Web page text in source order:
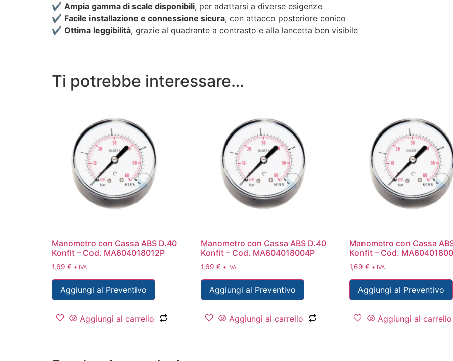
✔️ Ampia gamma di scale disponibili, per adattarsi a diverse esigenze
✔️ Facile installazione e connessione sicura, con attacco posteriore conico
✔️ Ottima leggibilità, grazie al quadrante a contrasto e alla lancetta ben visibile
Ti potrebbe interessare…
Manometro con Cassa ABS D.40
Konfit – Cod. MA604018012P
1,69 € + IVA
Aggiungi al Preventivo
Aggiungi al carrello
Manometro con Cassa ABS D.40
Konfit – Cod. MA604018004P
1,69 € + IVA
Aggiungi al Preventivo
Aggiungi al carrello
Manometro con Cassa
Konfit – Cod.
1,69€ + IVA
Aggiungi al Preventivo
Aggiungi al carrello